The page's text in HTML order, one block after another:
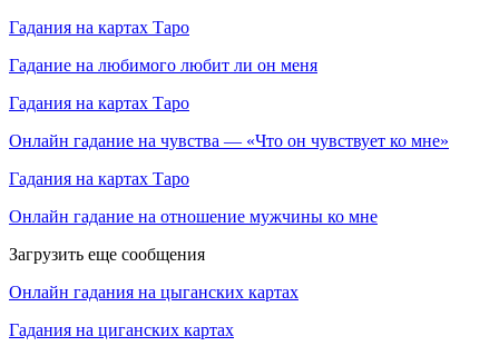
Гадания на картах Таро
Гадание на любимого любит ли он меня
Гадания на картах Таро
Онлайн гадание на чувства — «Что он чувствует ко мне»
Гадания на картах Таро
Онлайн гадание на отношение мужчины ко мне
Загрузить еще сообщения
Онлайн гадания на цыганских картах
Гадания на циганских картах